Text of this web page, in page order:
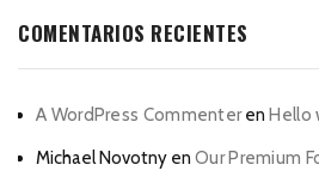
COMENTARIOS RECIENTES
A WordPress CommenterenHello
Michael Novotny en Our Premium